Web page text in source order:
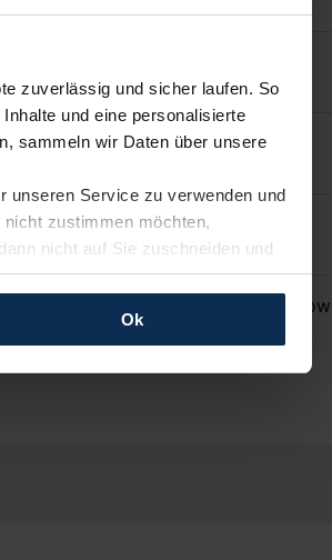
zuverlässig und sicher laufen. So
und eine personalisierte
sammeln wir Daten über unsere
unseren Service zu verwenden und
zustimmen möchten,
nicht auf Sie zuschneiden und
Einstellungen jederzeit anpassen
eines
unter datenschutz@meinauto.de
Ok
von der dargestellten Aufstellung